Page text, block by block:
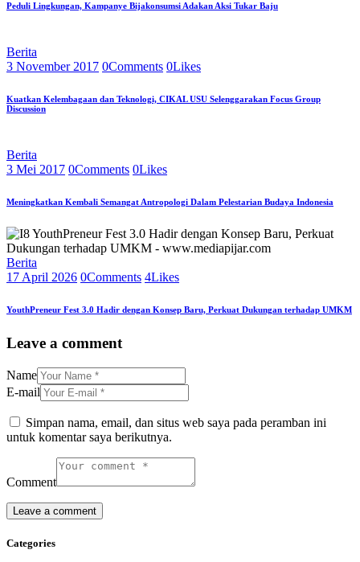
Peduli Lingkungan, Kampanye Bijakonsumsi Adakan Aksi Tukar Baju
Berita
3 November 2017 0Comments 0Likes
Kuatkan Kelembagaan dan Teknologi, CIKAL USU Selenggarakan Focus Group
Discussion
Berita
3 Mei 2017 0Comments 0Likes
Meningkatkan Kembali Semangat Antropologi Dalam Pelestarian Budaya Indonesia
Berita
17 April 2026 0Comments 4Likes
YouthPreneur Fest 3.0 Hadir dengan Konsep Baru, Perkuat Dukungan terhadap UMKM
Leave a comment
Name
E-mail
Simpan nama, email, dan situs web saya pada peramban ini
untuk komentar saya berikutnya.
Comment
Categories